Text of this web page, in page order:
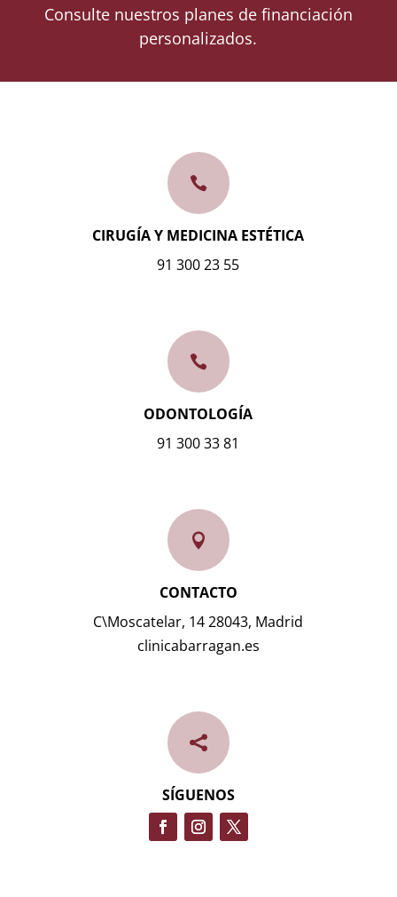
Consulte nuestros planes de financiación
personalizados.

CIRUGÍA Y MEDICINA ESTÉTICA
91 300 23 55

ODONTOLOGÍA
91 300 33 81

CONTACTO
C\Moscatelar, 14 28043, Madrid
clinicabarragan.es

SÍGUENOS